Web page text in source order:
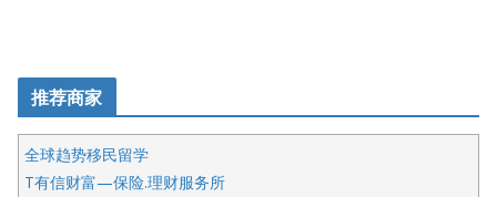
推荐商家
全球趋势移民留学
T有信财富—保险.理财服务所